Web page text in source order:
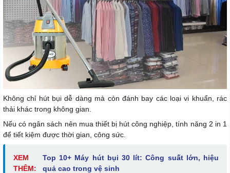
Không chỉ hút bụi dễ dàng mà còn đánh bay các loại vi khuẩn, rác
thải khác trong không gian.
Nếu có ngân sách nên mua thiết bị hút công nghiệp, tính năng 2 in 1
để tiết kiệm được thời gian, công sức.
XEM
THÊM:
Top 10+ Máy hút bụi 30 lít: Công suất lớn, hiệu
quả cao trong vệ sinh